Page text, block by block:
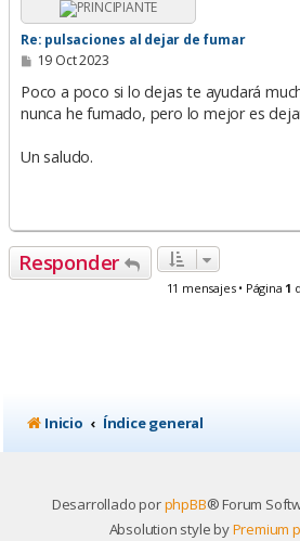
Re: pulsaciones al dejar de fumar
M
n
a
e
19 Oct 2023
Poco a poco si lo dejas te ayudará
nunca he fumado, pero lo mejor es
Un saludo.
Responder
11 mensajes • Página 1
Inicio Índice general
Desarrollado porphpBB® Forum
Absolution style byPremium